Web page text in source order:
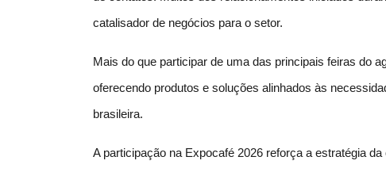
catalisador de negócios para o setor.
Mais do que participar de uma das principais feiras do
oferecendo produtos e soluções alinhados às
brasileira.
A participação na Expocafé 2026 reforça a estratégia